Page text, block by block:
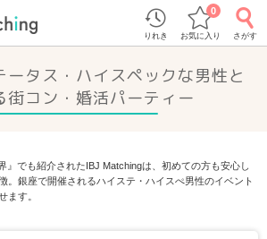
りれき お気に入り
0
さがす
ータス・ハイスペックな男性と
街コン・婚活パーティー
』でも紹介されたIBJ Matchingは、初めての方も安心し
。銀座で開催されるハイステ・ハイスぺ男性のイベント
ます。